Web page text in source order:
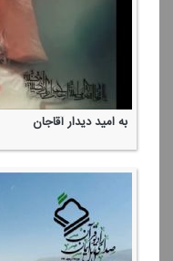
به امید دیدار آقاجان